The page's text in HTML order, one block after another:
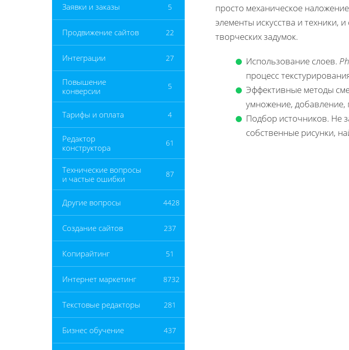
Заявки и заказы 5
Продвижение сайтов 22
Интеграции 27
Повышение
конверсии
5
Тарифы и оплата 4
Редактор
конструктора
61
Технические вопросы
и частые ошибки
87
Другие вопросы 4428
Создание сайтов 237
Копирайтинг 51
Интернет маркетинг 8732
Текстовые редакторы 281
Бизнес обучение 437
просто механическое
элементы искусства и техники,
творческих задумок.
Использование слоев.
процесс
Эффективные методы
умножение, добавление,
Подбор источников. Не
собственные рисунки,